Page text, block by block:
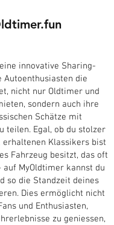
innovative Sharing-
Autoenthusiasten die
nicht nur Oldtimer und
sondern auch ihre
Schätze mit
teilen. Egal, ob du stolzer
erhaltenen Klassikers bist
Fahrzeug besitzt, das oft
MyOldtimer kannst du
so die Standzeit deines
Dies ermöglicht nicht
und Enthusiasten,
zu geniessen,